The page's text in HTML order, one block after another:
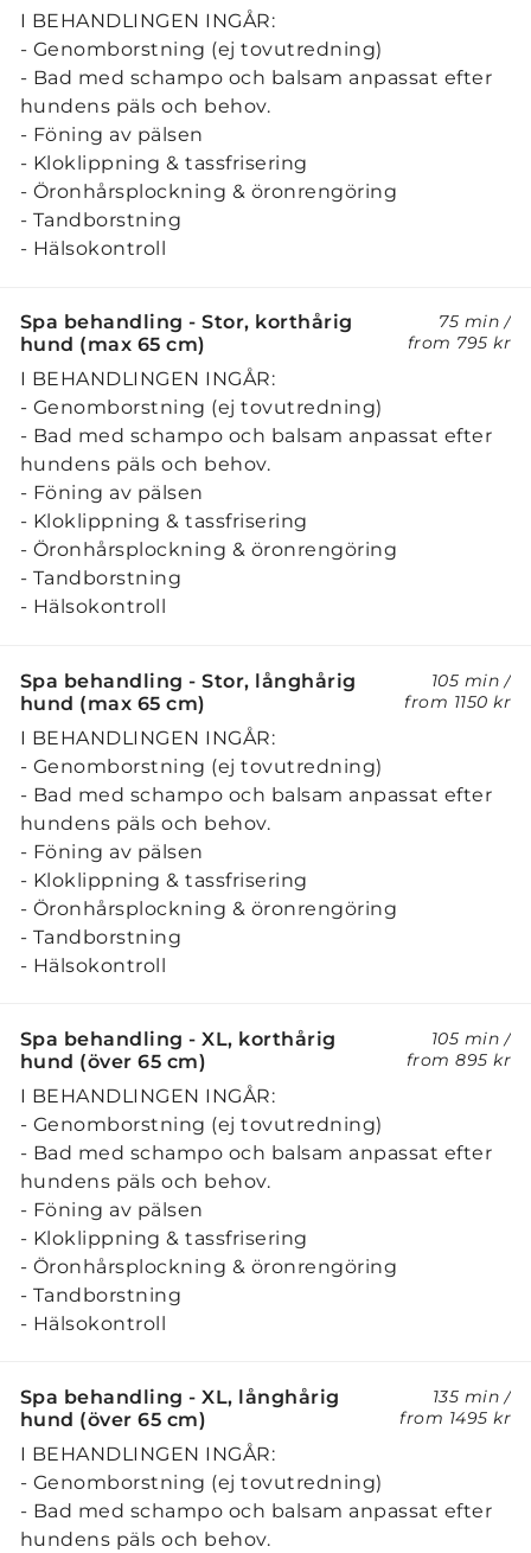
I BEHANDLINGEN INGÅR:
- Genomborstning (ej tovutredning)
- Bad med schampo och balsam anpassat efter
hundens päls och behov.
- Föning av pälsen
- Kloklippning & tassfrisering
- Öronhårsplockning & öronrengöring
- Tandborstning
- Hälsokontroll
Spa behandling - Stor, korthårig
hund (max 65 cm)
75 min/
from 795 kr
I BEHANDLINGEN INGÅR:
- Genomborstning (ej tovutredning)
- Bad med schampo och balsam anpassat efter
hundens päls och behov.
- Föning av pälsen
- Kloklippning & tassfrisering
- Öronhårsplockning & öronrengöring
- Tandborstning
- Hälsokontroll
Spa behandling - Stor, långhårig
hund (max 65 cm)
105 min /
from 1150 kr
I BEHANDLINGEN INGÅR:
- Genomborstning (ej tovutredning)
- Bad med schampo och balsam anpassat efter
hundens päls och behov.
- Föning av pälsen
- Kloklippning & tassfrisering
- Öronhårsplockning & öronrengöring
- Tandborstning
- Hälsokontroll
Spa behandling - XL, korthårig
hund (över 65 cm)
105 min/
from895 kr
I BEHANDLINGEN INGÅR:
- Genomborstning (ej tovutredning)
- Bad med schampo och balsam anpassat efter
hundens päls och behov.
- Föning av pälsen
- Kloklippning & tassfrisering
- Öronhårsplockning & öronrengöring
- Tandborstning
- Hälsokontroll
Spa behandling - XL, långhårig
hund (över 65 cm)
135 min/
from 1495 kr
I BEHANDLINGEN INGÅR:
- Genomborstning (ej tovutredning)
- Bad med schampo och balsam anpassat efter
hundens päls och behov.